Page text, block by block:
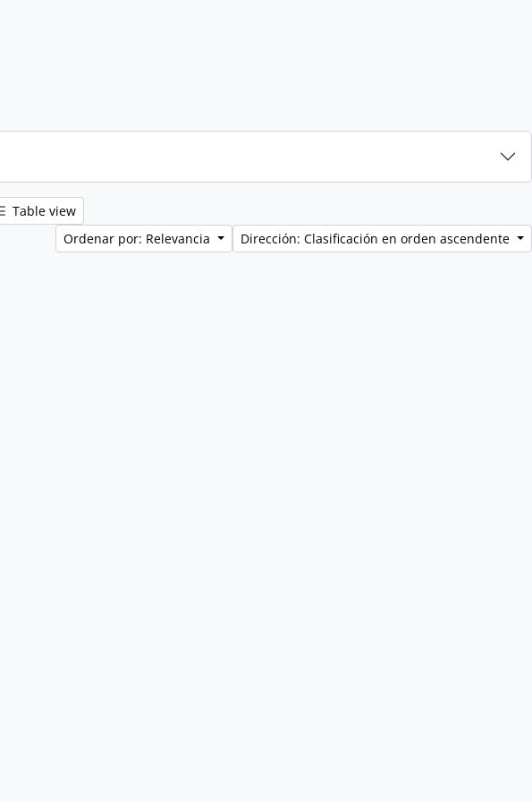
Table view
Ordenar por: Relevancia
Dirección: Clasificación en orden ascendente